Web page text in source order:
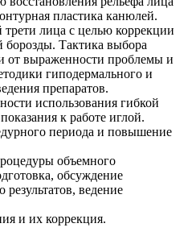
пластика канюлей.
лица с целью коррекции
борозды. Тактика выбора
от выраженности проблемы и
гиподермального и
препаратов.
использования гибкой
к работе иглой.
периода и повышение
объемного
обсуждение
ведение
и их коррекция.